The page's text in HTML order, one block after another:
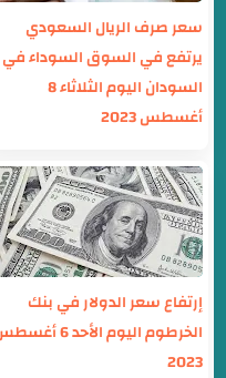
سعر صرف الريال السعودي
يرتفع في السوق السوداء في
السودان اليوم الثلاثاء 8
أغسطس 2023
إرتفاع سعر الدولار في بنك
الخرطوم اليوم الأحد 6
2023